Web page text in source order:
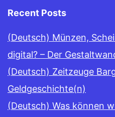
Recent Posts
(Deutsch) Münzen,
digital? – Der
(Deutsch) Zeitzeuge
Geldgeschichte(n)
(Deutsch) Was können